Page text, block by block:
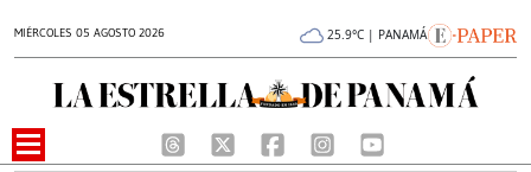
MIÉRCOLES 05 AGOSTO 2026 25.9°C | PANAMÁ